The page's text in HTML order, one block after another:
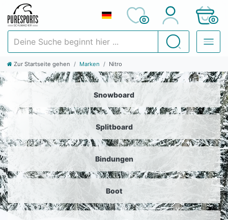
Suchen
0 0
Zur Startseite gehen Marken Nitro
Snowboard
Splitboard
Bindungen
Boot